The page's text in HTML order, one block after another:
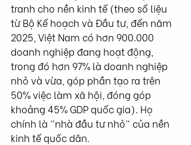
tranh cho nền kinh tế (theo số liệu
từ Bộ Kế hoạch và Đầu tư, đến năm
2025, Việt Nam có hơn 900.000
doanh nghiệp đang hoạt động,
trong đó hơn 97% là doanh nghiệp
nhỏ và vừa, góp phần tạo ra trên
50% việc làm xã hội, đóng góp
khoảng 45% GDP quốc gia). Họ
chính là "nhà đầu tư nhỏ" của nền
kinh tế quốc dân.